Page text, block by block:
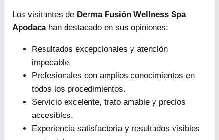
Los visitantes de Derma Fusión Wellness Spa
Apodacahan destacado en sus opiniones:
Resultados excepcionales y atención
impecable.
Profesionales con amplios conocimientos en
todos los procedimientos.
Servicio excelente, trato amable y precios
accesibles.
Experiencia satisfactoria y resultados visibles